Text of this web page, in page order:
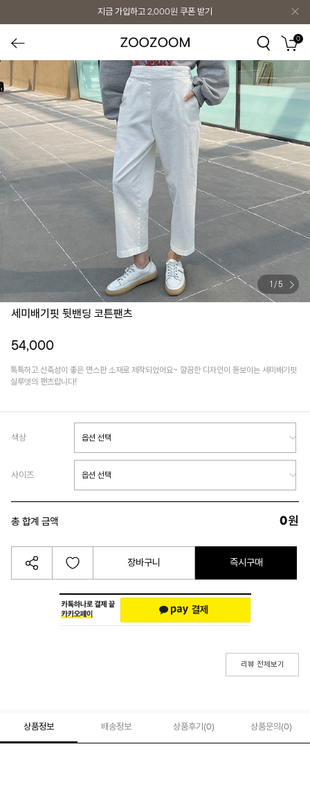
지금 가입하고 2,000원 쿠폰 받기
0
/5
세미배기핏 뒷밴딩 코튼팬츠
54,000
톡톡하고 신축성이 좋은 면스판 소재로 제작되었어요~ 깔끔한 디자인이 돋보이는 세미배기핏
실루엣의 팬츠랍니다!
색상
사이즈
총 합계 금액 0원
장바구니 즉시구매
리뷰 전체보기
상품정보 배송정보 상품후기(0) 상품문의 (0)